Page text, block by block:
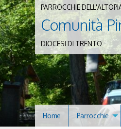
PARROCCHIE
Comunità
DIOCESI DI TRENTO
Home Parrocchie